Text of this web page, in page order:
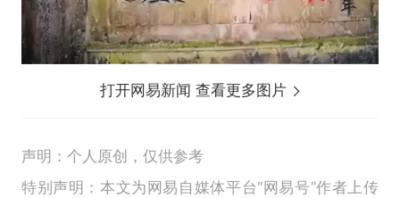
打开网易新闻 查看更多图片
声明：个人原创，仅供参考
特别声明：本文为网易自媒体平台“网易号”作者上传